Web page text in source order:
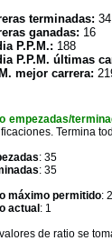
terminadas: 34
ganadas: 16
P.P.M.: 188
P.P.M. últimas
mejor carrera:
empezadas/
Termina
: 35
: 35
máximo permitido:
actual : 1
de ratio se